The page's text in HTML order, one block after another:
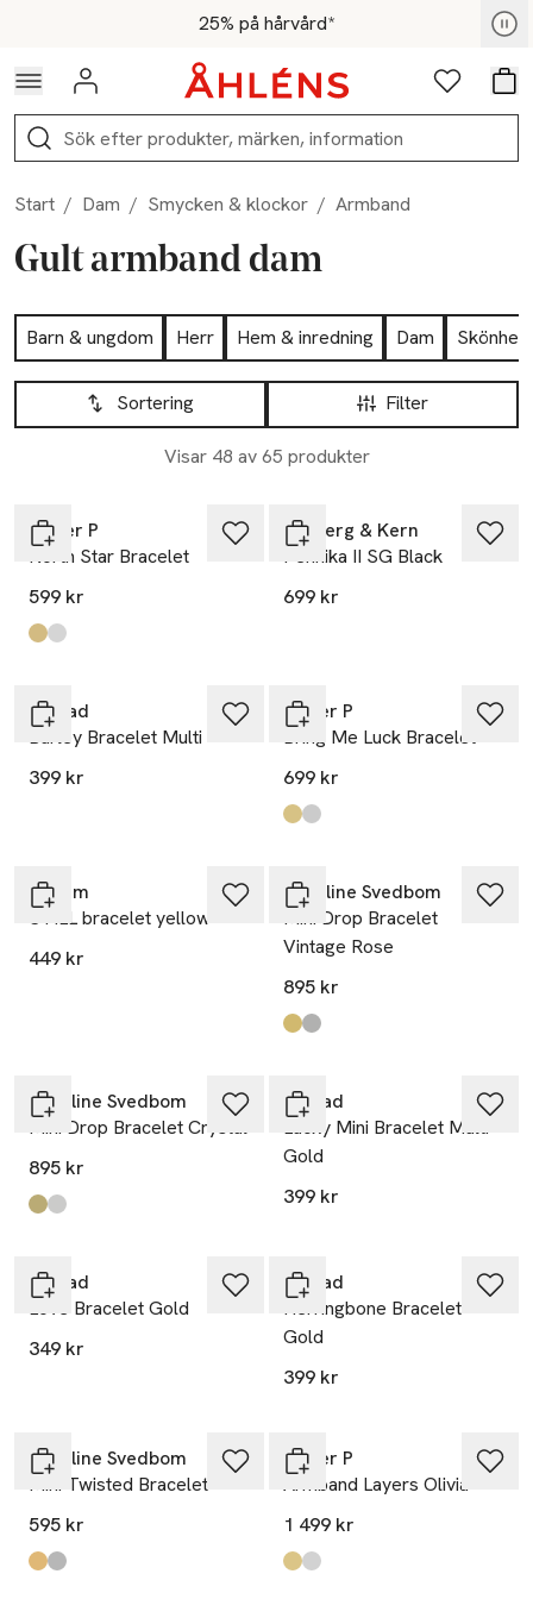
Hoppa till navigationsmenyn25% på hårvård*
För medlemmar - Shoppa nu
Logga in Favoriter
Sök
Start / Dam / Smycken & klockor / Armband
Gult armband dam
Hoppa till produktsidan
Barn & ungdom Herr Hem & inredning Dam
Skönhet
Hoppa till produktsidan
Filter
Sortering
Visar 48 av 65 produkter
Lista över produkter
Syster P
North Star Bracelet
599 kr
Produkten finns i färgerna:
Gold
Silver
Dyrberg & Kern
Pennika II SG Black
699 kr
Edblad
Barley Bracelet Multi
399 kr
Syster P
Bring Me Luck Bracelet
699 kr
Produkten finns i färgerna:
Gold
Silver
Pilgrim
STILL bracelet yellow
449 kr
Caroline Svedbom
Mini Drop Bracelet
Vintage Rose
895 kr
Produkten finns i färgerna:
V R,
Rhodium
Caroline Svedbom
Mini Drop Bracelet Crystal
895 kr
Produkten finns i färgerna:
Gold
Silver
Edblad
Lucky Mini Bracelet Multi
Gold
399 kr
Edblad
Love Bracelet Gold
349 kr
Edblad
Herringbone Bracelet
Gold
399 kr
Caroline Svedbom
Mini Twisted Bracelet
595 kr
Produkten finns i färgerna:
Chrysolite
Chrysolite1
Syster P
Armband Layers Olivia
1 499 kr
Produkten finns i färgerna:
Gold
Silver